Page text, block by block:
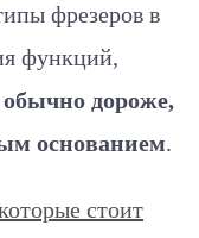
фрезеров в
функций,
дороже,
основанием.
стоит